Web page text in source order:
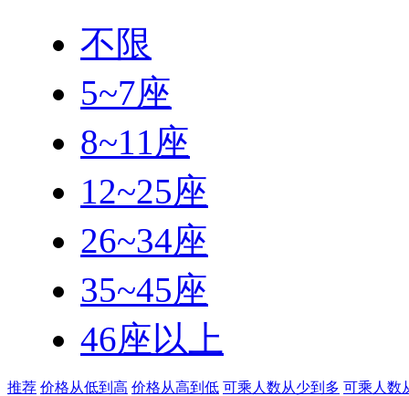
不限
5~7座
8~11座
12~25座
26~34座
35~45座
46座以上
推荐 价格从低到高 价格从高到低 可乘人数从少到多 可乘人数